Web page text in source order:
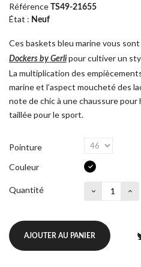
Référence TS49-21655
État : Neuf
Ces baskets bleu marine vous
Dockers by Gerlipour cultiver un
La multiplication des
marine et l’aspect moucheté des
note de chic à une chaussure pour
taillée pour le sport.
Pointure
Couleur
Quantité
AJOUTER AU PANIER